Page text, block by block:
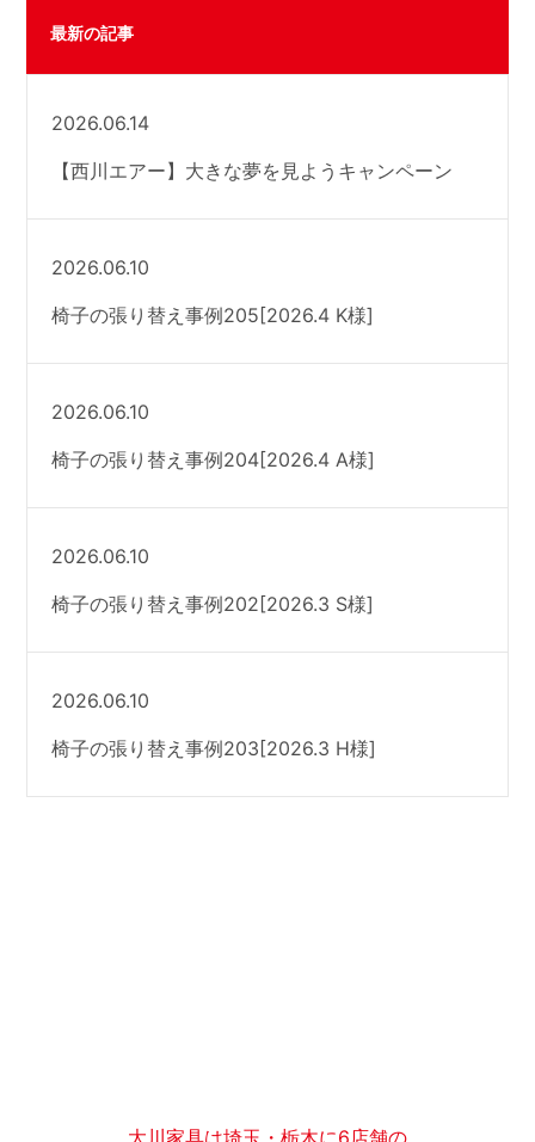
最新の記事
2026.06.14
【西川エアー】大きな夢を見ようキャンペーン
2026.06.10
椅子の張り替え事例205[2026.4 K様]
2026.06.10
椅子の張り替え事例204[2026.4 A様]
2026.06.10
椅子の張り替え事例202[2026.3 S様]
2026.06.10
椅子の張り替え事例203[2026.3 H様]